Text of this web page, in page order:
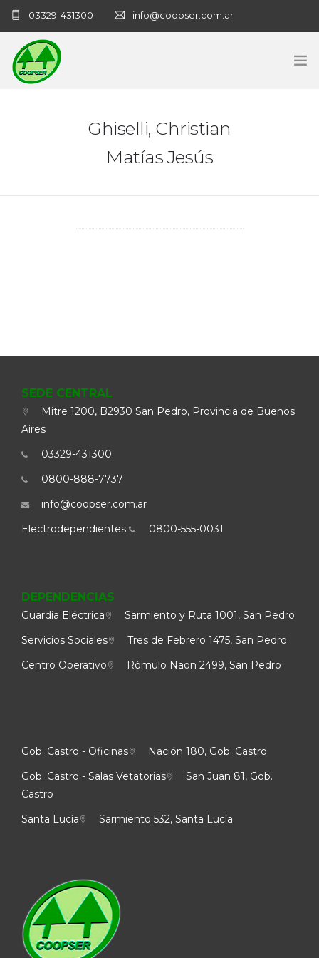
03329-431300 info@coopser.com.ar
COOPERATIVAGhiselli, Christian
Matías Jesús
SEDE CENTRAL
Mitre 1200, B2930 San Pedro, Provincia de Buenos
Aires
03329-431300
0800-888-7737
info@coopser.com.ar
Electrodependientes
0800-555-0031
DEPENDENCIAS
Guardia Eléctrica
Sarmiento y Ruta 1001, San Pedro
Servicios Sociales
Tres de Febrero 1475, San Pedro
Centro Operativo
Rómulo Naon 2499, San Pedro
Gob. Castro - Oficinas
Nación 180, Gob. Castro
Gob. Castro - Salas Vetatorias
San Juan 81, Gob.
Castro
Santa Lucía
Sarmiento 532, Santa Lucía